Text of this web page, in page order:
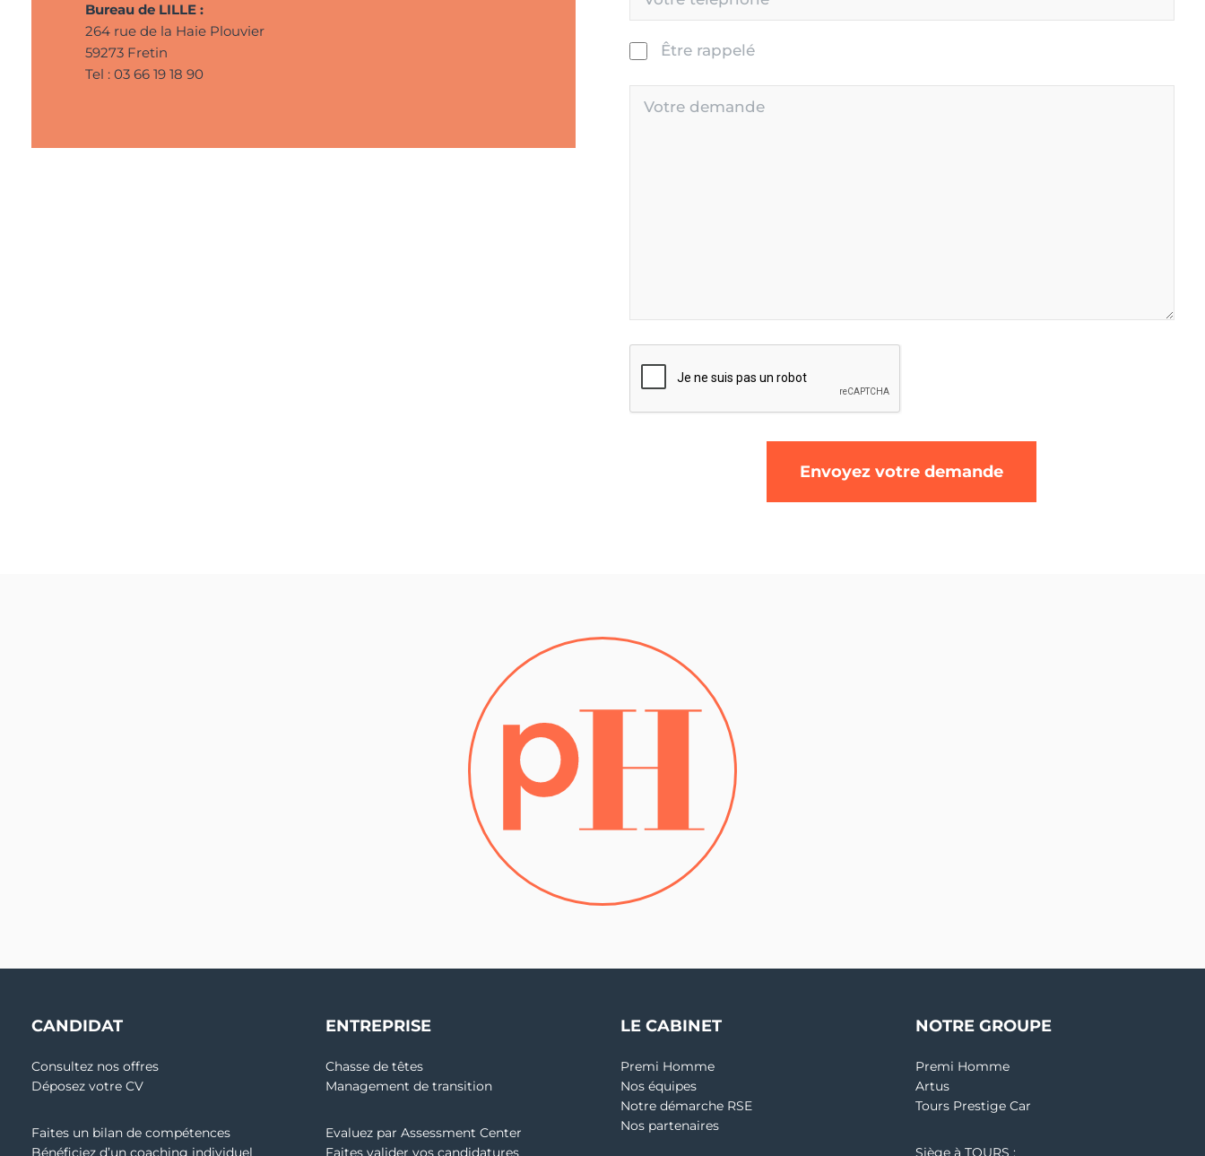
Bureau de LILLE :
264 rue de la Haie Plouvier
59273 Fretin
Tel : 03 66 19 18 90
Être rappelé
CANDIDAT
Consultez nos offres
Déposez votre CV
Faites un bilan de compétences
Bénéficiez d’un coaching individuel
ENTREPRISE
Chasse de têtes
Management de transition
Evaluez par Assessment Center
Faites valider vos candidatures
LE CABINET
Premi Homme
Nos équipes
Notre démarche RSE
Nos partenaires
NOTRE GROUPE
Premi Homme
Artus
Tours Prestige Car
Siège à TOURS :